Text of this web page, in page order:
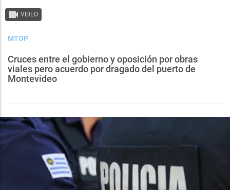
VIDEO
MTOP
Cruces entre el gobierno y oposición por obras
viales pero acuerdo por dragado del puerto de
Montevideo